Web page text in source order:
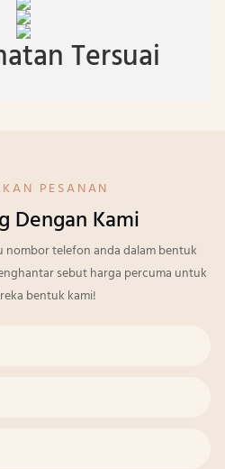
Tersuai
PESANAN
Dengan Kami
nombor telefon anda dalam bentuk
sebut harga percuma untuk
bentuk kami!